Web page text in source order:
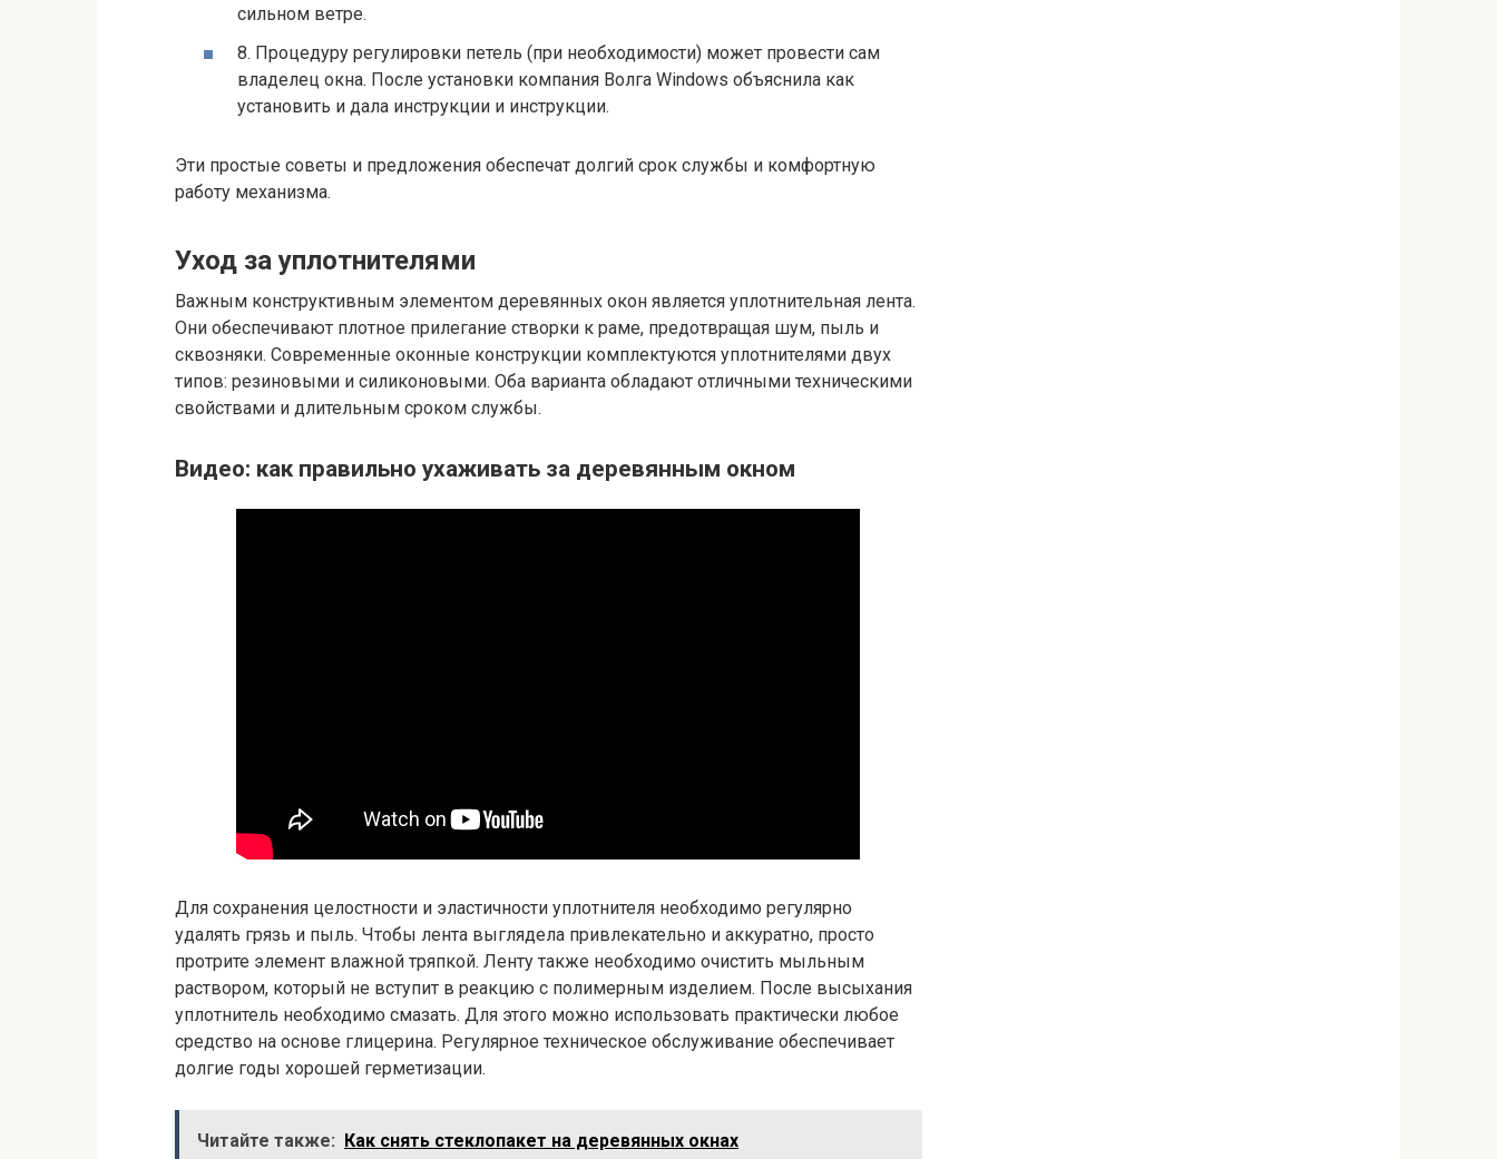
сильном ветре.
8. Процедуру регулировки петель (при необходимости) может провести сам
владелец окна. После установки компания Волга Windows объяснила как
установить и дала инструкции и инструкции.
Эти простые советы и предложения обеспечат долгий срок службы и комфортную
работу механизма.
Уход за уплотнителями
Важным конструктивным элементом деревянных окон является уплотнительная лента.
Они обеспечивают плотное прилегание створки к раме, предотвращая шум, пыль и
сквозняки. Современные оконные конструкции комплектуются уплотнителями двух
типов: резиновыми и силиконовыми. Оба варианта обладают отличными техническими
свойствами и длительным сроком службы.
Видео: как правильно ухаживать за деревянным окном
Для сохранения целостности и эластичности уплотнителя необходимо регулярно
удалять грязь и пыль. Чтобы лента выглядела привлекательно и аккуратно, просто
протрите элемент влажной тряпкой. Ленту также необходимо очистить мыльным
раствором, который не вступит в реакцию с полимерным изделием. После высыхания
уплотнитель необходимо смазать. Для этого можно использовать практически любое
средство на основе глицерина. Регулярное техническое обслуживание обеспечивает
долгие годы хорошей герметизации.
Читайте также: Как снять стеклопакет на деревянных окнах